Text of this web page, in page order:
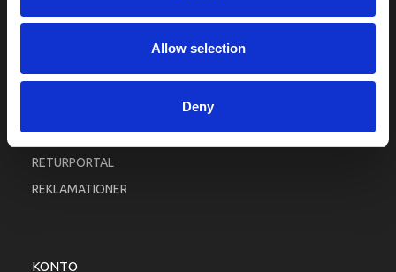
Allow selection
Deny
Kontakt os
Kundeklub
RETURPORTAL
REKLAMATIONER
KONTO